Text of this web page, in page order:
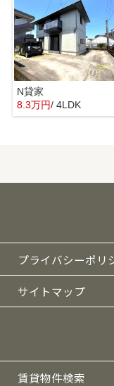
N貸家
8.3万円/ 4LDK
プライバシーポリ
サイトマップ
賃貸物件検索